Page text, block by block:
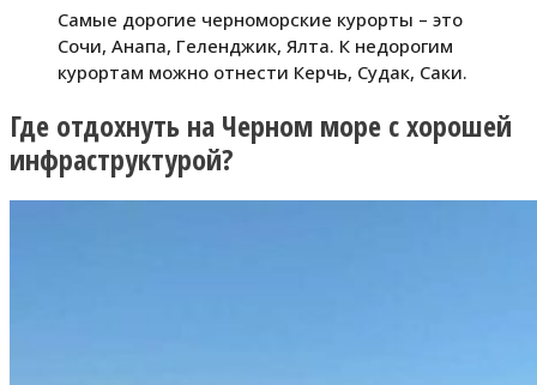
Самые дорогие черноморские курорты – это
Сочи, Анапа, Геленджик, Ялта. К недорогим
курортам можно отнести Керчь, Судак, Саки.
Где отдохнуть на Черном море с хорошей
инфраструктурой?